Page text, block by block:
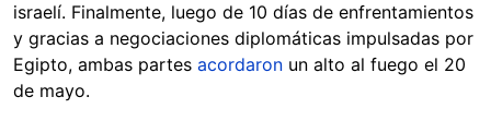
israelí. Finalmente, luego de 10 días de enfrentamientos
y gracias a negociaciones diplomáticas impulsadas por
Egipto, ambas partes acordaron un alto al fuego el 20
de mayo.